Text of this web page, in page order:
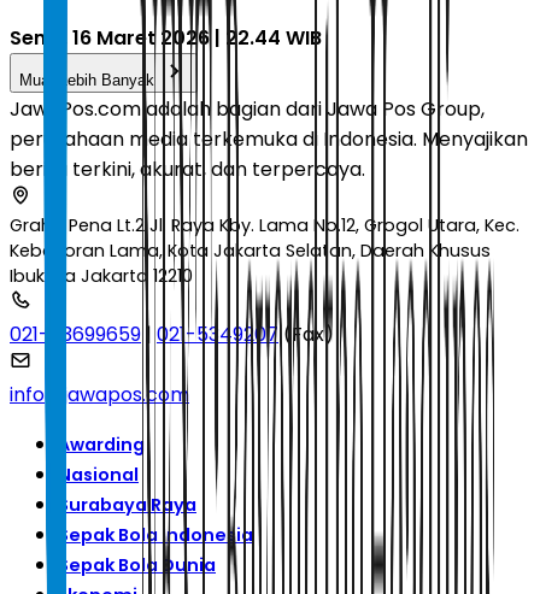
Senin, 16 Maret 2026 | 22.44 WIB
Muat Lebih Banyak
JawaPos.com adalah bagian dari Jawa Pos Group,
perusahaan media terkemuka di Indonesia. Menyajikan
berita terkini, akurat, dan terpercaya.
Graha Pena Lt.2 Jl. Raya Kby. Lama No.12, Grogol Utara, Kec.
Kebayoran Lama, Kota Jakarta Selatan, Daerah Khusus
Ibukota Jakarta 12210
021-53699659 | 021-5349207(Fax)
info@jawapos.com
Awarding
Nasional
Surabaya Raya
Sepak Bola Indonesia
Sepak Bola Dunia